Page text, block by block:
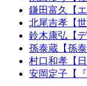
鎌田富久【エ
北尾吉孝【
鈴木康弘【
孫泰蔵【孫
村口和孝【
安岡定子【